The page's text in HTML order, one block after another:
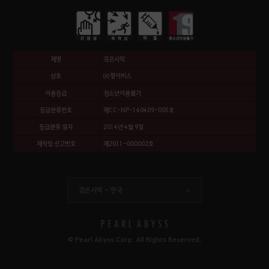
제명 검은사막
상호 ㈜펄어비스
이용등급 청소년이용불가
등급분류번호 제CC-NP-140409-005호
등급분류 일자 2014년 4월 9일
제작업 신고번호 제2011-000002호
검은사막 - 한국
© Pearl Abyss Corp. All Rights Reserved.